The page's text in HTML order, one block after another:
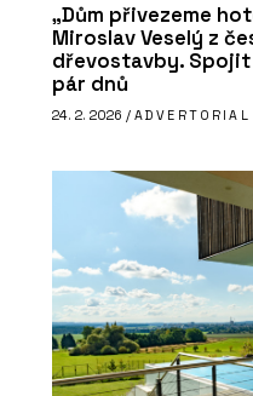
„Dům přivezeme
Miroslav Veselý z
dřevostavby.
pár dnů
24. 2. 2026 / ADVERTORIAL